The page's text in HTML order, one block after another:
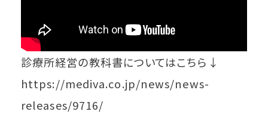
診療所経営の教科書についてはこちら↓
https://mediva.co.jp/news/news-
releases/9716/